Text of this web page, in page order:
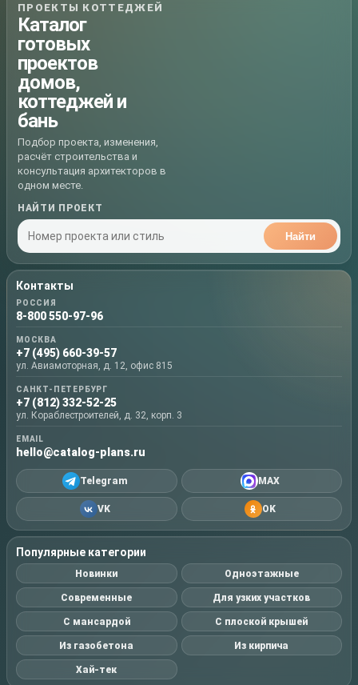
ПРОЕКТЫ КОТТЕДЖЕЙ
Каталог
готовых
проектов
домов,
коттеджей и
бань
Подбор проекта, изменения,
расчёт строительства и
консультация архитекторов в
одном месте.
НАЙТИ ПРОЕКТ
Найти
Контакты
РОССИЯ
8-800 550-97-96
МОСКВА
+7 (495) 660-39-57
ул. Авиамоторная, д. 12, офис 815
САНКТ-ПЕТЕРБУРГ
+7 (812) 332-52-25
ул. Кораблестроителей, д. 32, корп. 3
EMAIL
hello@catalog-plans.ru
Telegram MAX
VK OK
Популярные категории
Новинки Одноэтажные
Современные Для узких участков
С мансардой С плоской крышей
Из газобетона Из кирпича
Хай-тек